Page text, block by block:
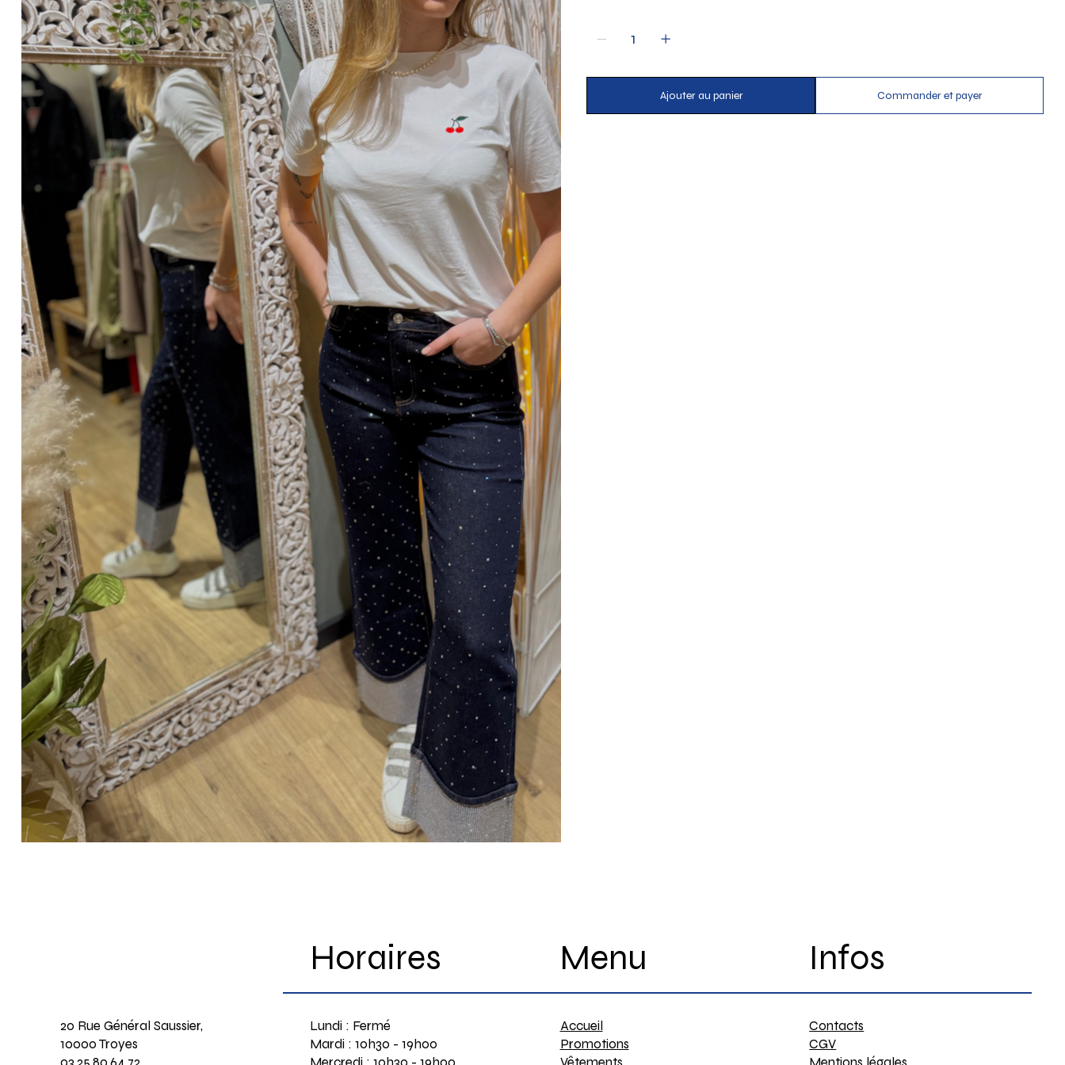
Ajouter au panier Commander et payer
20 Rue Général Saussier,
10000 Troyes
Horaires
Lundi : Fermé
Mardi : 10h30 - 19h00
Menu
Accueil
Promotions
Infos
Contacts
CGV